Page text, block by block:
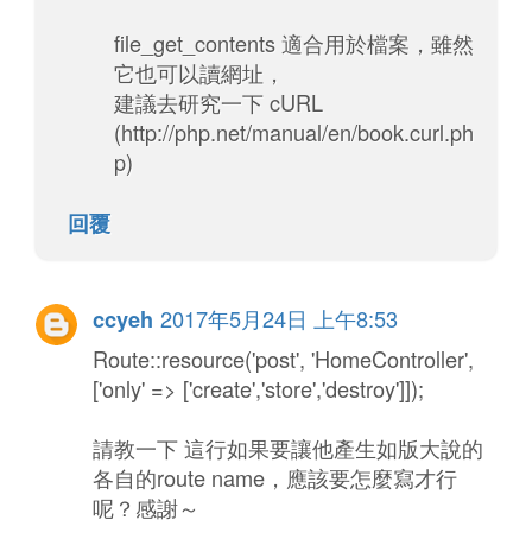
file_get_contents 適合用於檔案，雖然
它也可以讀網址，
建議去研究一下 cURL
(http://php.net/manual/en/book.curl.ph
p)
回覆
ccyeh 2017年5月24日 上午8:53
Route::resource('post', 'HomeController',
['only' => ['create','store','destroy']]);
請教一下 這行如果要讓他產生如版大說的
各自的route name，應該要怎麼寫才行
呢？感謝～